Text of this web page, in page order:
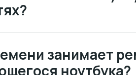
занимает
ноутбука?